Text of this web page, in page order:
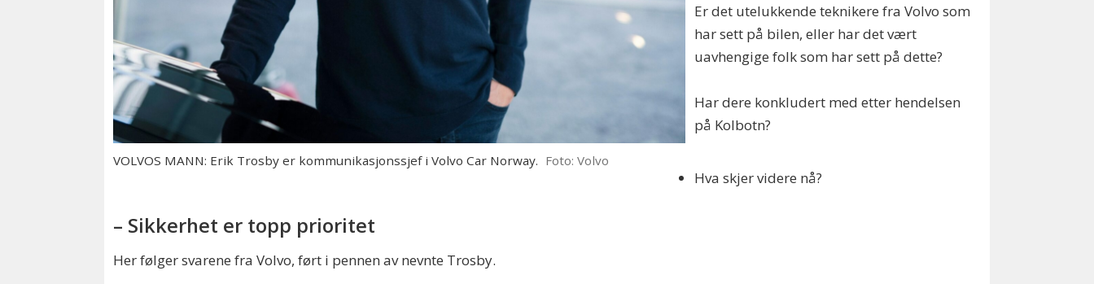
VOLVOS MANN: Erik Trosby er kommunikasjonssjef i Volvo Car Norway. Foto: Volvo
Er det utelukkende teknikere fra Volvo som
har sett på bilen, eller har det vært
uavhengige folk som har sett på dette?
Har dere konkludert med etter hendelsen
på Kolbotn?
Hva skjer videre nå?
– Sikkerhet er topp prioritet
Her følger svarene fra Volvo, ført i pennen av nevnte Trosby.